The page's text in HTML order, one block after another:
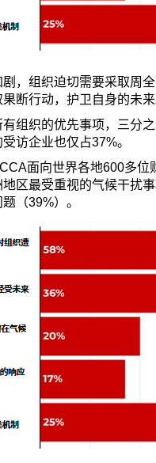
，组织迫切需要采取周
断行动，护卫自身的未
组织的优先事项，三分
访企业也仅占37%。
面向世界各地600多
区最受重视的气候干扰
（39%）。